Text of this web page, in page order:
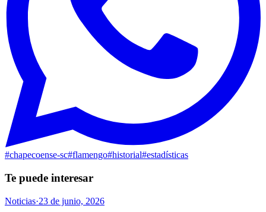
#chapecoense-sc#flamengo#historial#estadísticas
Te puede interesar
Noticias·23 de junio, 2026